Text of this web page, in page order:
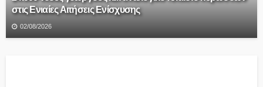
στις Ενιαίες Αιτήσεις Ενίσχυσης
02/08/2026